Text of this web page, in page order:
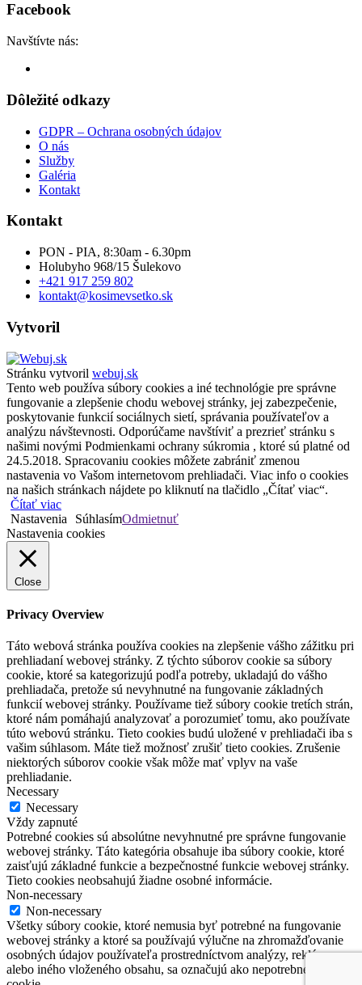
Facebook
Navštívte nás:
Dôležité odkazy
GDPR – Ochrana osobných údajov
O nás
Služby
Galéria
Kontakt
Kontakt
PON - PIA, 8:30am - 6.30pm
Holubyho 968/15 Šulekovo
+421 917 259 802
kontakt@kosimevsetko.sk
Vytvoril
Stránku vytvoril webuj.sk
Tento web používa súbory cookies a iné technológie pre správne
fungovanie a zlepšenie chodu webovej stránky, jej zabezpečenie,
poskytovanie funkcií sociálnych sietí, správania používateľov a
analýzu návštevnosti. Odporúčame navštíviť a prezrieť stránku s
našimi novými Podmienkami ochrany súkromia , ktoré sú platné od
24.5.2018. Spracovaniu cookies môžete zabrániť zmenou
nastavenia vo Vašom internetovom prehliadači. Viac info o cookies
na našich stránkach nájdete po kliknutí na tlačidlo „Čítať viac“.
Čítať viac
Nastavenia
SúhlasímOdmietnuť
Nastavenia cookies
Close
Privacy Overview
Táto webová stránka používa cookies na zlepšenie vášho zážitku pri
prehliadaní webovej stránky. Z týchto súborov cookie sa súbory
cookie, ktoré sa kategorizujú podľa potreby, ukladajú do vášho
prehliadača, pretože sú nevyhnutné na fungovanie základných
funkcií webovej stránky. Používame tiež súbory cookie tretích strán,
ktoré nám pomáhajú analyzovať a porozumieť tomu, ako používate
túto webovú stránku. Tieto cookies budú uložené v prehliadači iba s
vašim súhlasom. Máte tiež možnosť zrušiť tieto cookies. Zrušenie
niektorých súborov cookie však môže mať vplyv na vaše
prehliadanie.
Necessary
Necessary
Vždy zapnuté
Potrebné cookies sú absolútne nevyhnutné pre správne fungovanie
webovej stránky. Táto kategória obsahuje iba súbory cookie, ktoré
zaisťujú základné funkcie a bezpečnostné funkcie webovej stránky.
Tieto cookies neobsahujú žiadne osobné informácie.
Non-necessary
Non-necessary
Všetky súbory cookie, ktoré nemusia byť potrebné na fungovanie
webovej stránky a ktoré sa používajú výlučne na zhromažďovanie
osobných údajov používateľa prostredníctvom analýzy, reklám
alebo iného vloženého obsahu, sa označujú ako nepotrebné súbory